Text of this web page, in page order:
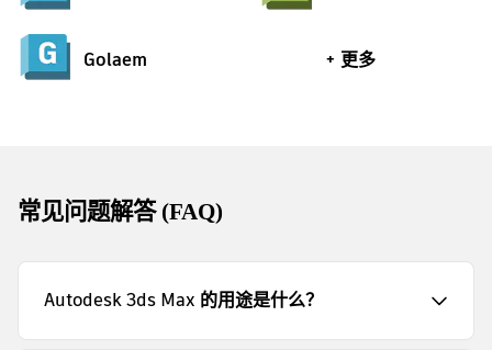
Golaem + 更多
常见问题解答 (FAQ)
Autodesk 3ds Max 的用途是什么？